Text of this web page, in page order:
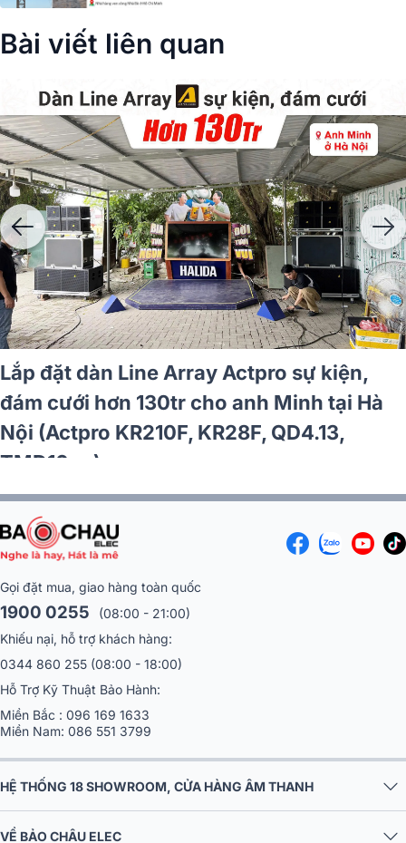
Bài viết liên quan
Actpro sự kiện, hội
xã Nhuận Đức Củ Chi
KR608F, Actpro
Lắp đặt dàn
đám cưới hơn
Nội (Actpro
Gọi đặt mua, giao hàng toàn quốc
1900 0255
(08:00 - 21:00)
Khiếu nại, hỗ trợ khách hàng:
0344 860 255 (08:00 - 18:00)
Hỗ Trợ Kỹ Thuật Bảo Hành:
Miền Bắc : 096 169 1633
Miền Nam: 086 551 3799
HỆ THỐNG 18 SHOWROOM, CỬA HÀNG ÂM THANH
VỀ BẢO CHÂU ELEC